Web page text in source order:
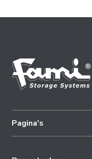
Pagina's